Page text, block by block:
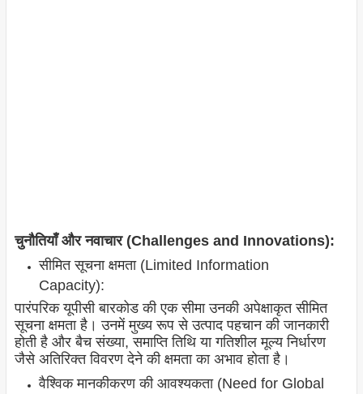
चुनौतियाँ और नवाचार (Challenges and Innovations):
सीमित सूचना क्षमता (Limited Information
Capacity):
पारंपरिक यूपीसी बारकोड की एक सीमा उनकी अपेक्षाकृत सीमित
सूचना क्षमता है। उनमें मुख्य रूप से उत्पाद पहचान की जानकारी
होती है और बैच संख्या, समाप्ति तिथि या गतिशील मूल्य निर्धारण
जैसे अतिरिक्त विवरण देने की क्षमता का अभाव होता है।
वैश्विक मानकीकरण की आवश्यकता (Need for Global